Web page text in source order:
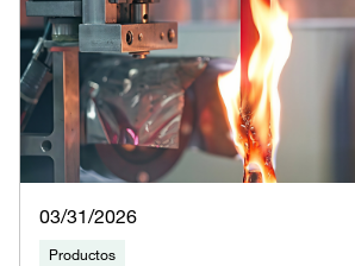
03/31/2026
Productos